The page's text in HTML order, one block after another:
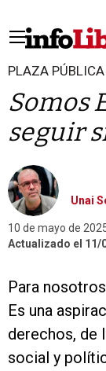
PLAZA PÚBLICA
Somos
seguir
Unai
10 de mayo de
Actualizado el 11/
Para
Es una
derechos, de
social y